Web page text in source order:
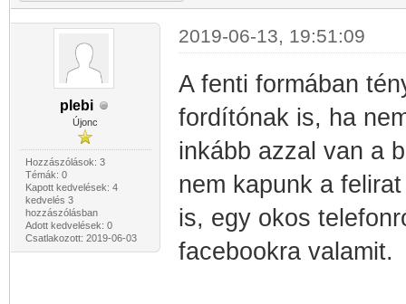
plebi
Újonc
Hozzászólások: 3
Témák: 0
Kapott kedvelések: 4
kedvelés 3
hozzászólásban
Adott kedvelések: 0
Csatlakozott: 2019-06-03
2019-06-13, 19:51:09
A fenti formában
fordítónak is, ha
inkább azzal van a
nem kapunk a
is, egy okos
facebookra valamit.